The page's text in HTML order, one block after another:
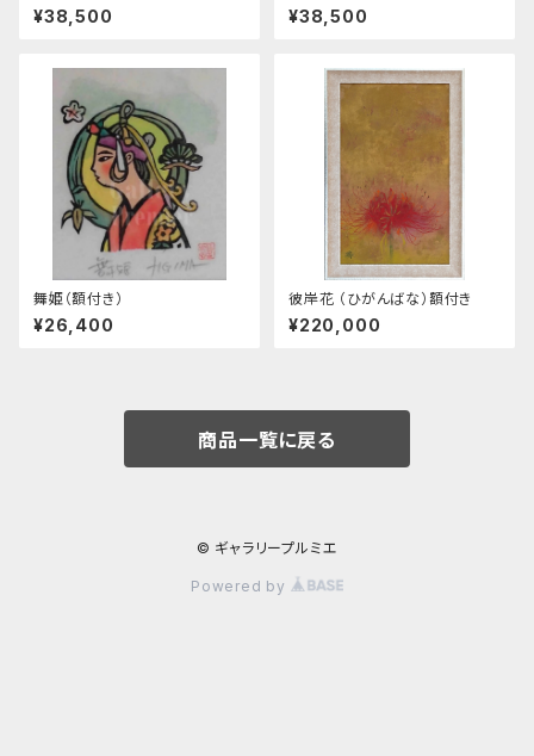
¥38,500 ¥38,500
舞姫（額付き）
¥26,400
彼岸花 （ひがんばな）額付き
¥220,000
商品一覧に戻る
© ギャラリープルミエ
Powered by